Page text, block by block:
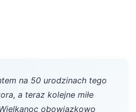
na 50 urodzinach tego
a teraz kolejne miłe
obowiązkowo